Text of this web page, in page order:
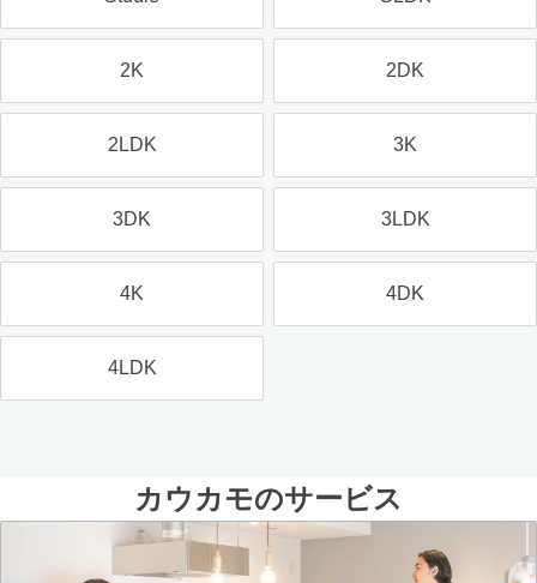
2K 2DK
2LDK 3K
3DK 3LDK
4K 4DK
4LDK
カウカモのサービス